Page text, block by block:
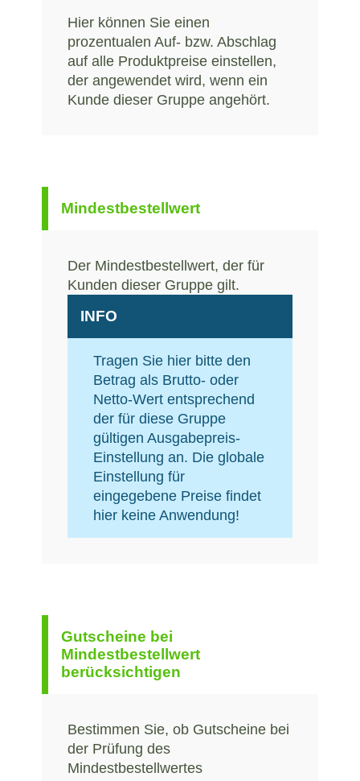
Hier können Sie einen
prozentualen Auf- bzw. Abschlag
auf alle Produktpreise einstellen,
der angewendet wird, wenn ein
Kunde dieser Gruppe angehört.
Mindestbestellwert
Der Mindestbestellwert, der für
Kunden dieser Gruppe gilt.
INFO
Tragen Sie hier bitte den
Betrag als Brutto- oder
Netto-Wert entsprechend
der für diese Gruppe
gültigen Ausgabepreis-
Einstellung an. Die globale
Einstellung für
eingegebene Preise findet
hier keine Anwendung!
Gutscheine bei
Mindestbestellwert
berücksichtigen
Bestimmen Sie, ob Gutscheine bei
der Prüfung des
Mindestbestellwertes